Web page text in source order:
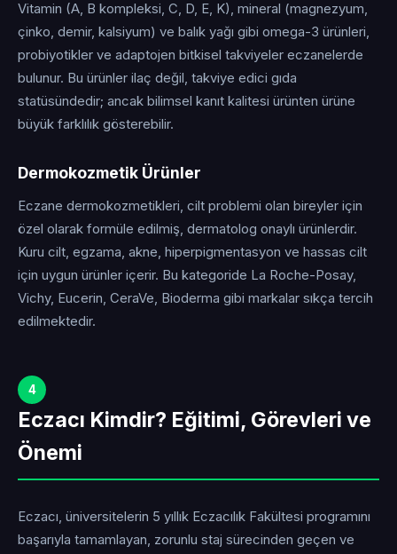
Vitamin (A, B kompleksi, C, D, E, K), mineral (magnezyum,
çinko, demir, kalsiyum) ve balık yağı gibi omega-3 ürünleri,
probiyotikler ve adaptojen bitkisel takviyeler eczanelerde
bulunur. Bu ürünler ilaç değil, takviye edici gıda
statüsündedir; ancak bilimsel kanıt kalitesi ürünten ürüne
büyük farklılık gösterebilir.
Dermokozmetik Ürünler
Eczane dermokozmetikleri, cilt problemi olan bireyler için
özel olarak formüle edilmiş, dermatolog onaylı ürünlerdir.
Kuru cilt, egzama, akne, hiperpigmentasyon ve hassas cilt
için uygun ürünler içerir. Bu kategoride La Roche-Posay,
Vichy, Eucerin, CeraVe, Bioderma gibi markalar sıkça tercih
edilmektedir.
4
Eczacı Kimdir? Eğitimi, Görevleri ve
Önemi
Eczacı, üniversitelerin 5 yıllık Eczacılık Fakültesi programını
başarıyla tamamlayan, zorunlu staj sürecinden geçen ve